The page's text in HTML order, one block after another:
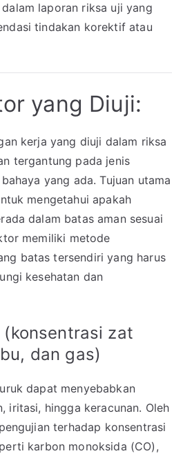
laporan riksa uji yang
tindakan korektif atau
yang Diuji:
kerja yang diuji dalam riksa
tergantung pada jenis
yang ada. Tujuan utama
mengetahui apakah
dalam batas aman sesuai
memiliki metode
batas tersendiri yang harus
kesehatan dan
zat
dan gas)
dapat menyebabkan
iritasi, hingga keracunan. Oleh
terhadap konsentrasi
karbon monoksida (CO),